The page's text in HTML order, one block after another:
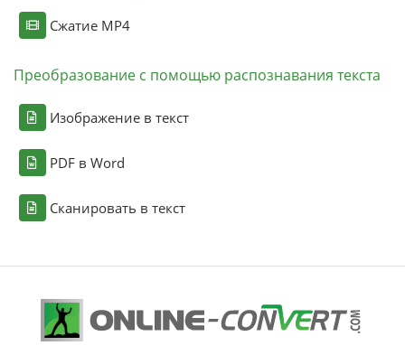
Сжатие MP4
Преобразование с помощью распознавания текста
Изображение в текст
PDF в Word
Сканировать в текст